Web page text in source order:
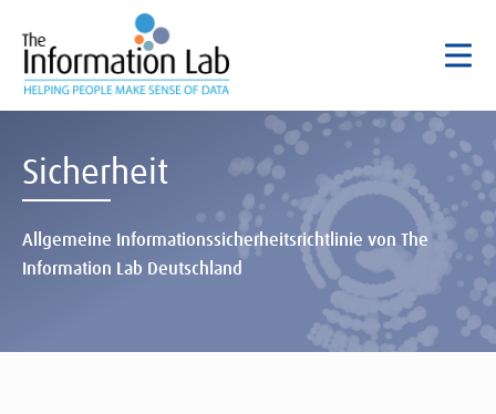
Sicherheit
Allgemeine Informationssicherheitsrichtlinie von The
Information Lab Deutschland